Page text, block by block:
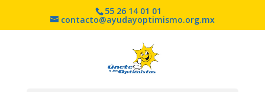
55 26 14 01 01
contacto@ayudayoptimismo.org.mx